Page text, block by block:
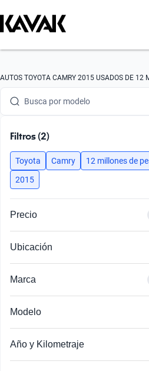
AUTOS TOYOTA CAMRY 2015 USADOS DE 12
Busca por marca
Busca por modelo
Busca por año
Busca por marca
Busca por versión
Filtros (2)
Toyota Camry
12 millones de
2015
Precio
Ubicación
Marca
Modelo
Año y Kilometraje